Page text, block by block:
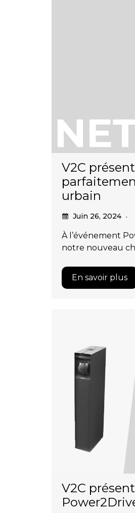
V2C
urbain
Juin 26, 2024
À l’événement
notre nouveau
En savoir plus
V2C